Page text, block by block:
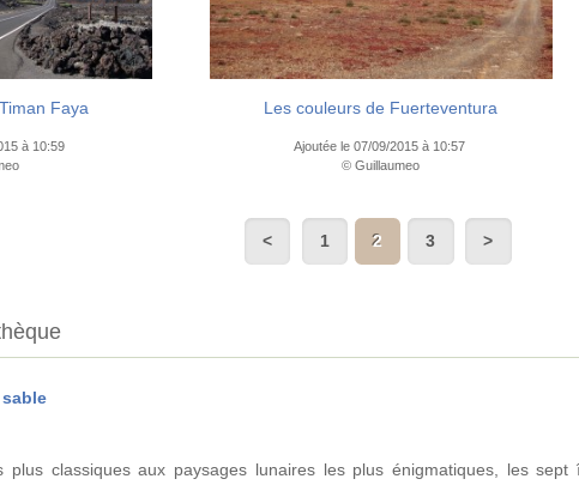
Faya
à 10:59
Les couleurs de Fuerteventura
Ajoutée le 07/09/2015 à 10:57
© Guillaumeo
1 2 3
plus classiques aux paysages lunaires les plus énigmatiques, les